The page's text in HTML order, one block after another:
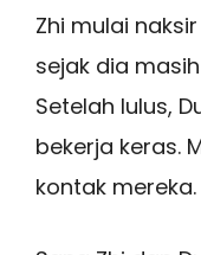
Zhi mulai
sejak dia
Setelah lulus,
bekerja keras.
kontak mereka.